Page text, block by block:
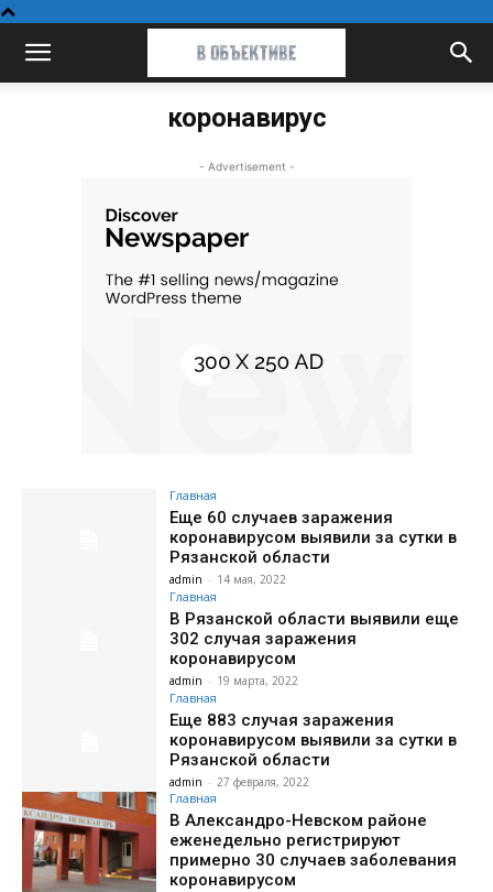
коронавирус
- Advertisement -
Главная
Еще 60 случаев заражения
коронавирусом выявили за сутки в
Рязанской области
admin - 14 мая, 2022
Главная
В Рязанской области выявили еще
302 случая заражения
коронавирусом
admin - 19 марта, 2022
Главная
Еще 883 случая заражения
коронавирусом выявили за сутки в
Рязанской области
admin - 27 февраля, 2022
Главная
В Александро-Невском районе
еженедельно регистрируют
примерно 30 случаев заболевания
коронавирусом